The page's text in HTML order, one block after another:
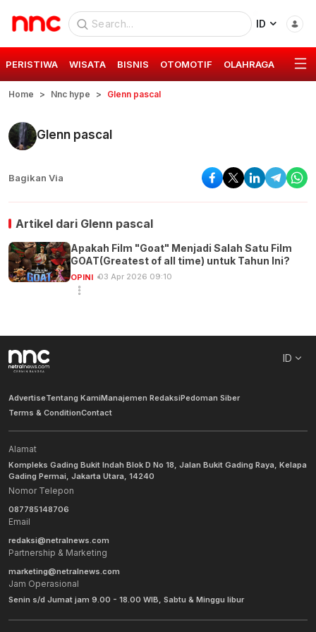
ID
PERISTIWA WISATA BISNIS OTOMOTIF OLAHRAGA GAYA
Home Nnc hype Glenn pascal
Glenn pascal
Bagikan Via
Artikel dari Glenn pascal
Apakah Film "Goat" Menjadi Salah Satu Film
GOAT(Greatest of all time) untuk Tahun Ini?
OPINI 03 Apr 2026 09:10
ID
AdvertiseTentang KamiManajemen RedaksiPedoman Siber
Terms & ConditionContact
Alamat
Kompleks Gading Bukit Indah Blok D No 18, Jalan Bukit Gading Raya, Kelapa
Gading Permai, Jakarta Utara, 14240
Nomor Telepon
087785148706
Email
redaksi@netralnews.com
Partnership & Marketing
marketing@netralnews.com
Jam Operasional
Senin s/d Jumat jam 9.00 - 18.00 WIB, Sabtu & Minggu libur